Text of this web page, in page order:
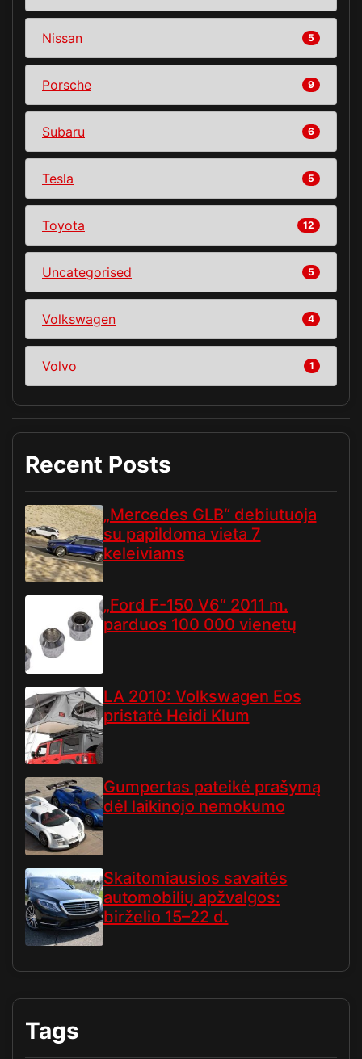
Nissan 5
Porsche 9
Subaru 6
Tesla 5
Toyota 12
Uncategorised 5
Volkswagen 4
Volvo 1
Recent Posts
„Mercedes GLB“ debiutuoja
su papildoma vieta 7
keleiviams
„Ford F-150 V6“ 2011 m.
parduos 100 000 vienetų
LA 2010: Volkswagen Eos
pristatė Heidi Klum
Gumpertas pateikė prašymą
dėl laikinojo nemokumo
Skaitomiausios savaitės
automobilių apžvalgos:
birželio 15–22 d.
Tags